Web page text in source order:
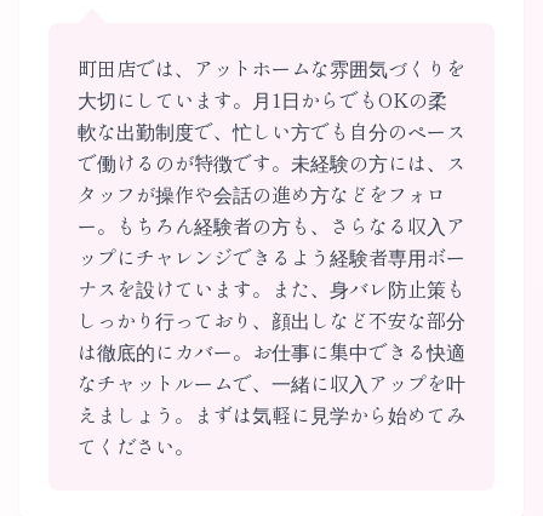
町田店では、アットホームな雰囲気づくりを
大切にしています。月1日からでもOKの柔
軟な出勤制度で、忙しい方でも自分のペース
で働けるのが特徴です。未経験の方には、ス
タッフが操作や会話の進め方などをフォロ
ー。もちろん経験者の方も、さらなる収入ア
ップにチャレンジできるよう経験者専用ボー
ナスを設けています。また、身バレ防止策も
しっかり行っており、顔出しなど不安な部分
は徹底的にカバー。お仕事に集中できる快適
なチャットルームで、一緒に収入アップを叶
えましょう。まずは気軽に見学から始めてみ
てください。